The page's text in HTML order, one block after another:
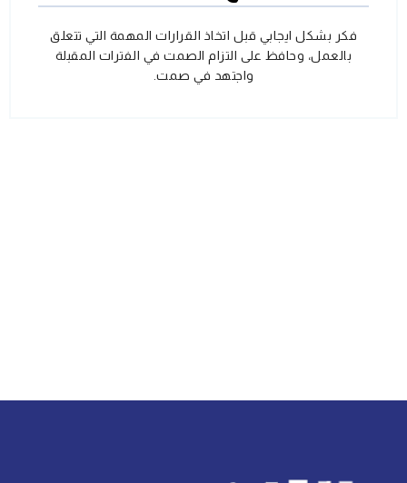
فكر بشكل ايجابي قبل اتخاذ القرارات المهمة التي تتعلق
بالعمل، وحافظ على التزام الصمت في الفترات المقبلة
واجتهد في صمت.